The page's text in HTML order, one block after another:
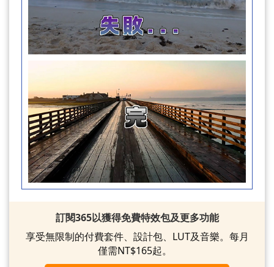
訂閱365以獲得免費特效包及更多功能
享受無限制的付費套件、設計包、LUT及音樂。每月
僅需NT$165起。